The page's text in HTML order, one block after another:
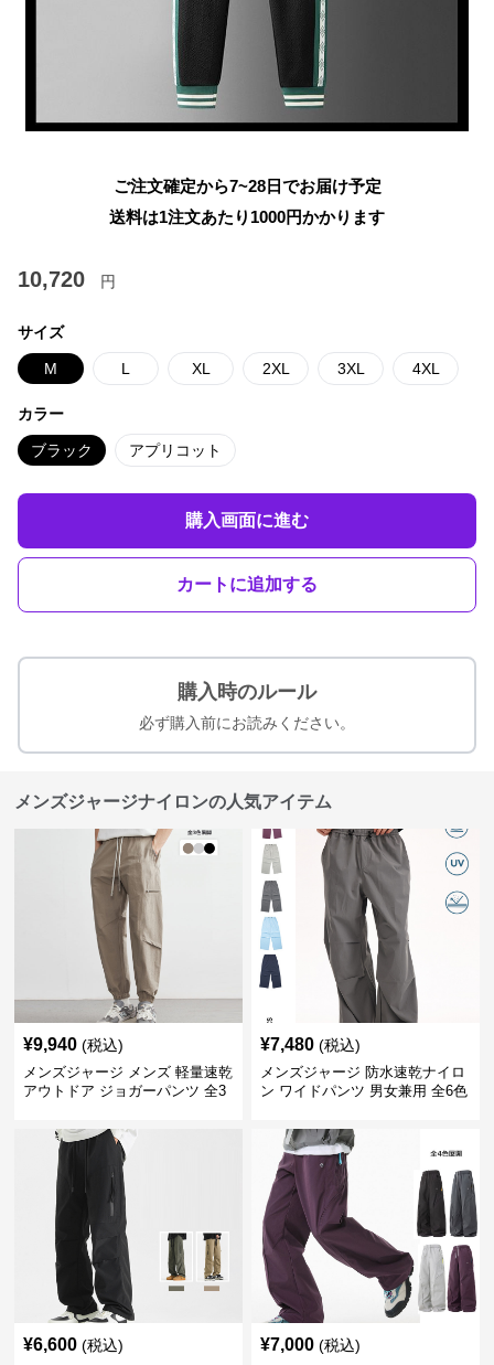
ご注文確定から7~28日でお届け予定
送料は1注文あたり 1000円かかります
10,720 円
サイズ
M L XL 2XL 3XL 4XL
カラー
ブラック アプリコット
購入画面に進む
カートに追加する
購入時のルール
必ず購入前にお読みください。
メンズジャージナイロンの人気アイテム
¥9,940 (税込)
メンズジャージ メンズ 軽量速乾
アウトドア ジョガーパンツ 全3
¥7,480 (税込)
メンズジャージ 防水速乾ナイロ
ン ワイドパンツ 男女兼用 全6色
¥6,600 (税込) ¥7,000 (税込)